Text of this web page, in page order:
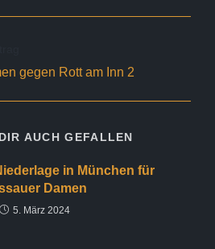
gegen Rott am Inn 2
AUCH GEFALLEN
in München für
Damen
5. März 2024